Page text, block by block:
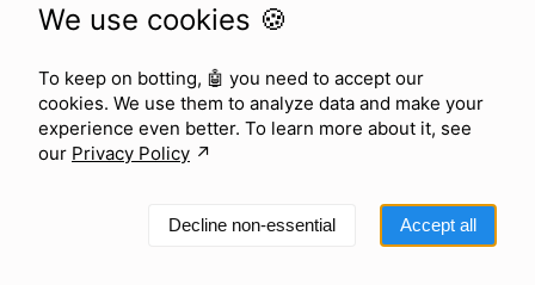
Reservar
Unknown 6979ce6bedc3184e73eba26a Open now • Closes at 18:00
Servicios en curaduría
Por qué nos encanta Horario flexible y seguimiento concierge
Reservar
We use cookies 🍪
To keep on botting, 🤖 you need to accept our
cookies. We use them to analyze data and make your
experience even better. To learn more about it, see
our Privacy Policy ↗︎
Decline non-essential Accept all